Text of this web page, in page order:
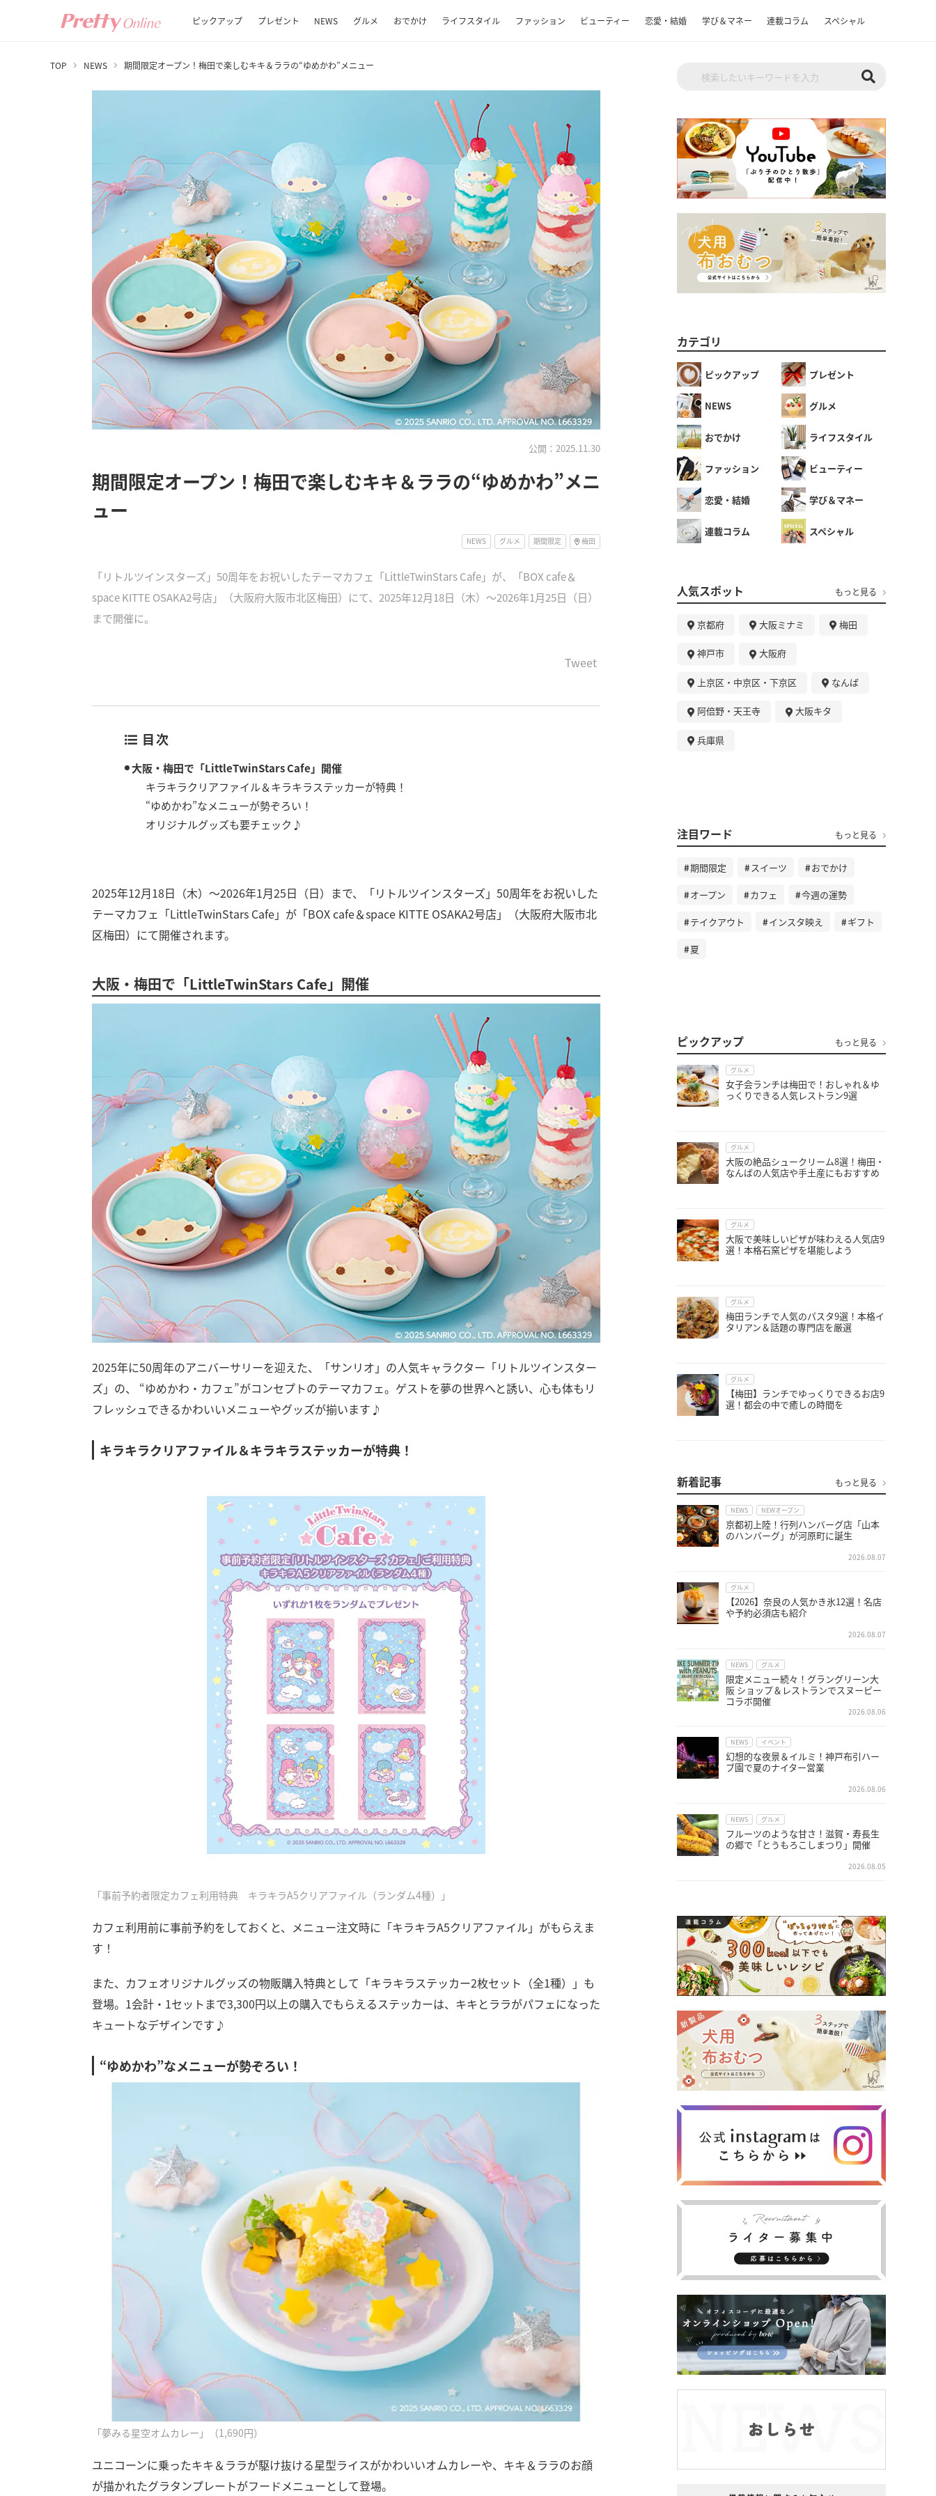
ピックアップ プレゼント NEWS グルメ おでかけ ライフスタイル ファッション ビューティー 恋愛・結婚 学び＆マネー 連載コラム スペシャル
TOP NEWS 期間限定オープン！梅田で楽しむキキ＆ララの“ゆめかわ”メニュー
公開：2025.11.30
期間限定オープン！梅田で楽しむキキ＆ララの“ゆめかわ”メニ
ュー
NEWS グルメ 期間限定 梅田
「リトルツインスターズ」50周年をお祝いしたテーマカフェ「LittleTwinStars Cafe」が、「BOX cafe＆
space KITTE OSAKA2号店」（大阪府大阪市北区梅田）にて、2025年12月18日（木）～2026年1月25日（日）
まで開催に。
Tweet
目次
大阪・梅田で「LittleTwinStars Cafe」開催
キラキラクリアファイル＆キラキラステッカーが特典！
“ゆめかわ”なメニューが勢ぞろい！
オリジナルグッズも要チェック♪
2025年12月18日（木）～2026年1月25日（日）まで、「リトルツインスターズ」50周年をお祝いした
テーマカフェ「LittleTwinStars Cafe」が「BOX cafe＆space KITTE OSAKA2号店」（大阪府大阪市北
区梅田）にて開催されます。
大阪・梅田で「LittleTwinStars Cafe」開催
2025年に50周年のアニバーサリーを迎えた、「サンリオ」の人気キャラクター「リトルツインスター
ズ」の、 “ゆめかわ・カフェ”がコンセプトのテーマカフェ。ゲストを夢の世界へと誘い、心も体もリ
フレッシュできるかわいいメニューやグッズが揃います♪
キラキラクリアファイル＆キラキラステッカーが特典！
「事前予約者限定カフェ利用特典 キラキラA5クリアファイル（ランダム4種）」
カフェ利用前に事前予約をしておくと、メニュー注文時に「キラキラA5クリアファイル」がもらえま
す！
また、カフェオリジナルグッズの物販購入特典として「キラキラステッカー2枚セット（全1種）」も
登場。1会計・1セットまで3,300円以上の購入でもらえるステッカーは、キキとララがパフェになった
キュートなデザインです♪
“ゆめかわ”なメニューが勢ぞろい！
「夢みる星空オムカレー」（1,690円）
ユニコーンに乗ったキキ＆ララが駆け抜ける星型ライスがかわいいオムカレーや、キキ＆ララのお顔
が描かれたグラタンプレートがフードメニューとして登場。
カテゴリ
ピックアップ プレゼント
NEWS グルメ
おでかけ ライフスタイル
ファッション ビューティー
恋愛・結婚 学び＆マネー
連載コラム スペシャル
人気スポット もっと見る
京都府 大阪ミナミ 梅田
神戸市 大阪府
上京区・中京区・下京区 なんば
阿倍野・天王寺 大阪キタ
兵庫県
注目ワード もっと見る
期間限定 スイーツ おでかけ
オープン カフェ 今週の運勢
テイクアウト インスタ映え ギフト
夏
ピックアップ もっと見る
グルメ
女子会ランチは梅田で！おしゃれ＆ゆ
っくりできる人気レストラン9選
グルメ
大阪の絶品シュークリーム8選！梅田・
なんばの人気店や手土産にもおすすめ
グルメ
大阪で美味しいピザが味わえる人気店9
選！本格石窯ピザを堪能しよう
グルメ
梅田ランチで人気のパスタ9選！本格イ
タリアン＆話題の専門店を厳選
グルメ
【梅田】ランチでゆっくりできるお店9
選！都会の中で癒しの時間を
新着記事 もっと見る
NEWS NEWオープン
京都初上陸！行列ハンバーグ店「山本
のハンバーグ」が河原町に誕生
2026.08.07
グルメ
【2026】奈良の人気かき氷12選！名店
や予約必須店も紹介
2026.08.07
NEWS グルメ
限定メニュー続々！グラングリーン大
阪 ショップ＆レストランでスヌーピー
コラボ開催
2026.08.06
NEWS イベント
幻想的な夜景＆イルミ！神戸布引ハー
ブ園で夏のナイター営業
2026.08.06
NEWS グルメ
フルーツのような甘さ！滋賀・寿長生
の郷で「とうもろこしまつり」開催
2026.08.05